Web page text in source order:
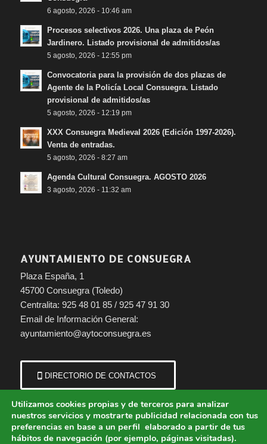
6 agosto, 2026 - 10:46 am
Procesos selectivos 2026. Una plaza de Peón
Jardinero. Listado provisional de admitidos/as
5 agosto, 2026 - 12:55 pm
Convocatoria para la provisión de dos plazas de
Agente de la Policía Local Consuegra. Listado
provisional de admitidos/as
5 agosto, 2026 - 12:19 pm
XXX Consuegra Medieval 2026 (Edición 1997-2026).
Venta de entradas.
5 agosto, 2026 - 8:27 am
Agenda Cultural Consuegra. AGOSTO 2026
3 agosto, 2026 - 11:32 am
AYUNTAMIENTO DE CONSUEGRA
Plaza España, 1
45700 Consuegra (Toledo)
Centralita: 925 48 01 85 / 925 47 91 30
Email de Información General:
ayuntamiento@aytoconsuegra.es
DIRECTORIO DE CONTACTOS
Utilizamos cookies propias y de terceros para analizar
nuestros servicios y mostrarte publicidad relacionada con tus
preferencias en base a un perfil elaborado a partir de tus
hábitos de navegación (por ejemplo, páginas visitadas).